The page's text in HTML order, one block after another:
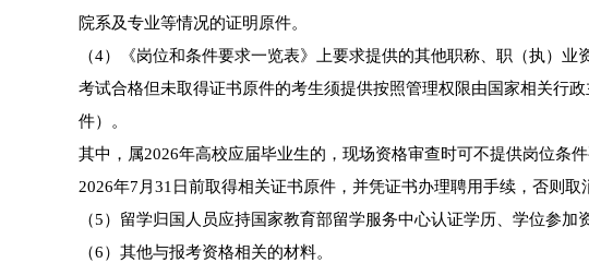
院系及专业等情况的证明原件。
（4）《岗位和条件要求一览表》上要求提供的其他职称、职（执）
考试合格但未取得证书原件的考生须提供按照管理权限由国家相关行
件）。
其中，属2026年高校应届毕业生的，现场资格审查时可不提供岗位条
2026年7月31日前取得相关证书原件，并凭证书办理聘用手续，否则取
（5）留学归国人员应持国家教育部留学服务中心认证学历、学位参加
（6）其他与报考资格相关的材料。